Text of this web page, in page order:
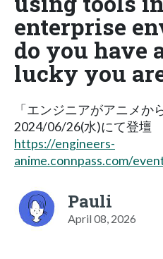
enterprise
do you have
lucky you
「エンジニアがアニメか
2024/06/26(水)にて登壇
https://engineers-
anime.connpass.com/
Pauli
April 08, 2026